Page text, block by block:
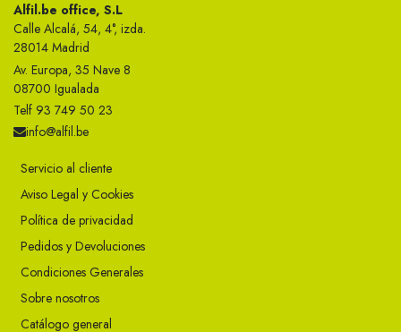
Alfil.be office, S.L
Calle Alcalá, 54, 4°, izda.
28014 Madrid
Av. Europa, 35 Nave 8
08700 Igualada
Telf 93 749 50 23
info@alfil.be
Servicio al cliente
Aviso Legal y Cookies
Política de privacidad
Pedidos y Devoluciones
Condiciones Generales
Sobre nosotros
Catálogo general